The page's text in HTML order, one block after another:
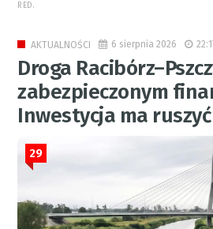
RED.
AKTUALNOŚCI 6 sierpnia 2026
Droga
zabezpieczonym
Inwestycja ma
29